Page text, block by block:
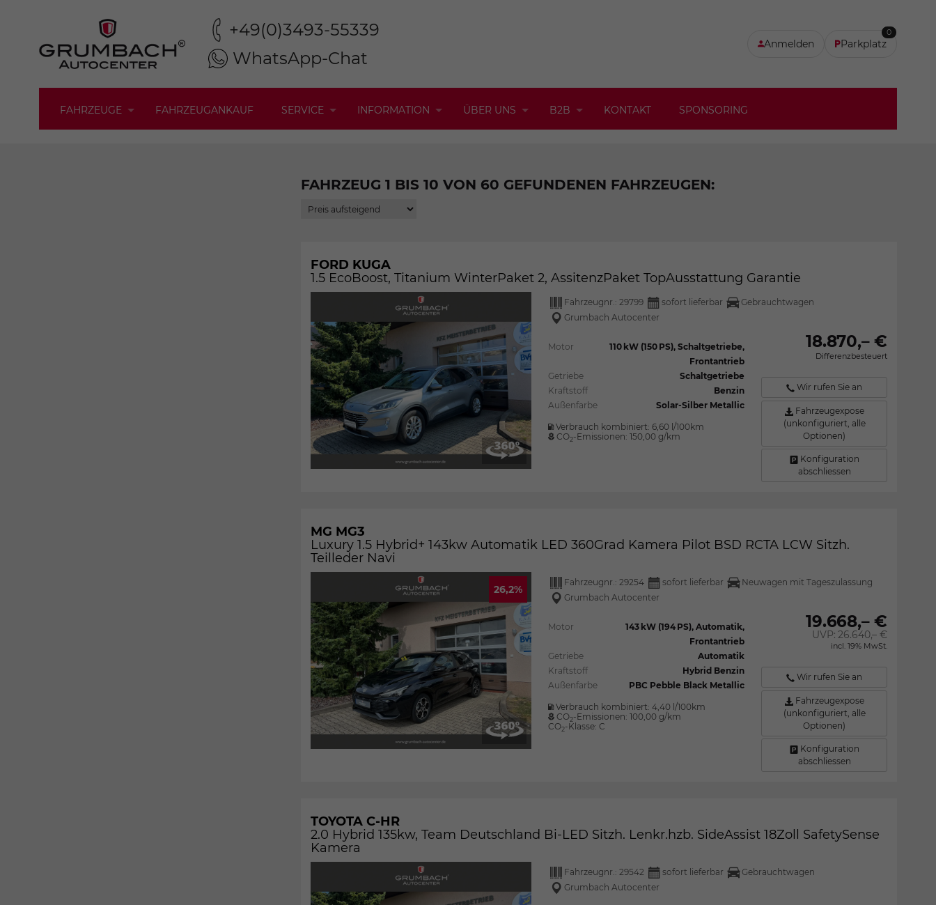
+49(0)3493-55339
WhatsApp-Chat
Anmelden Parkplatz
0
FAHRZEUGE FAHRZEUGANKAUF SERVICE INFORMATION ÜBER UNS B2B KONTAKT SPONSORING
FAHRZEUG 1 BIS 10 VON 60 GEFUNDENEN FAHRZEUGEN:
FORD KUGA
1.5 EcoBoost, Titanium WinterPaket 2, AssitenzPaket TopAusstattung Garantie
Fahrzeugnr.: 29799 sofort lieferbar
Gebrauchtwagen
Grumbach Autocenter
Motor
110 kW (150 PS), Schaltgetriebe,
Frontantrieb
Getriebe
Schaltgetriebe
Kraftstoff
Benzin
Außenfarbe
Solar-Silber Metallic
Verbrauch kombiniert: 6,60 l/100km
CO2-Emissionen: 150,00 g/km
18.870,– €
Differenzbesteuert
Wir rufen Sie an
Fahrzeugexpose
(unkonfiguriert, alle
Optionen)
Konfiguration
abschliessen
MG MG3
Luxury 1.5 Hybrid+ 143kw Automatik LED 360Grad Kamera Pilot BSD RCTA LCW Sitzh.
Teilleder Navi
26,2%
Fahrzeugnr.: 29254 sofort lieferbar
Neuwagen mit Tageszulassung
Grumbach Autocenter
Motor
143 kW (194 PS), Automatik,
Frontantrieb
Getriebe
Automatik
Kraftstoff
Hybrid Benzin
Außenfarbe
PBC Pebble Black Metallic
Verbrauch kombiniert: 4,40 l/100km
CO2-Emissionen: 100,00 g/km
CO2-Klasse: C
19.668,– €
UVP:26.640,– €
incl. 19% MwSt.
Wir rufen Sie an
Fahrzeugexpose
(unkonfiguriert, alle
Optionen)
Konfiguration
abschliessen
TOYOTA C-HR
2.0 Hybrid 135kw, Team Deutschland Bi-LED Sitzh. Lenkr.hzb. SideAssist 18Zoll SafetySense
Kamera
Fahrzeugnr.: 29542 sofort lieferbar
Gebrauchtwagen
Grumbach Autocenter